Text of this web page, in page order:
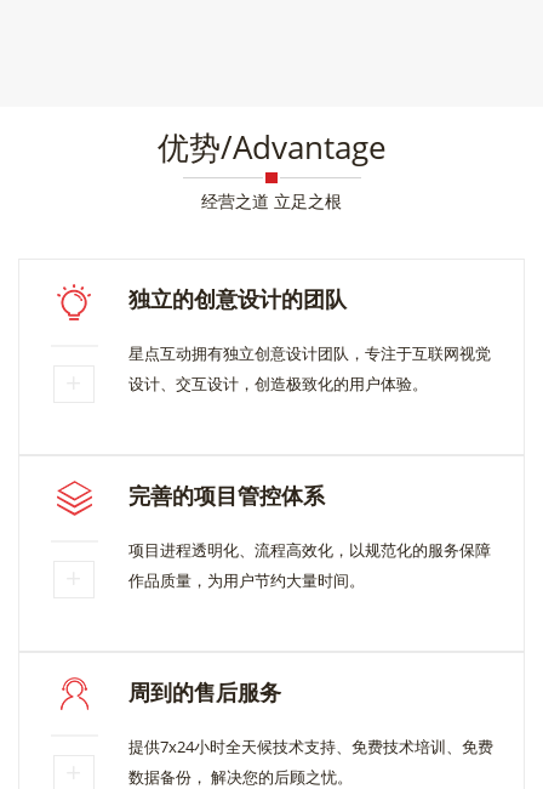
优势/Advantage
经营之道 立足之根
独立的创意设计的团队
星点互动拥有独立创意设计团队，专注于互联网视觉
设计、交互设计，创造极致化的用户体验。
完善的项目管控体系
项目进程透明化、流程高效化，以规范化的服务保障
作品质量，为用户节约大量时间。
周到的售后服务
提供7x24小时全天候技术支持、免费技术培训、免费
数据备份， 解决您的后顾之忧。